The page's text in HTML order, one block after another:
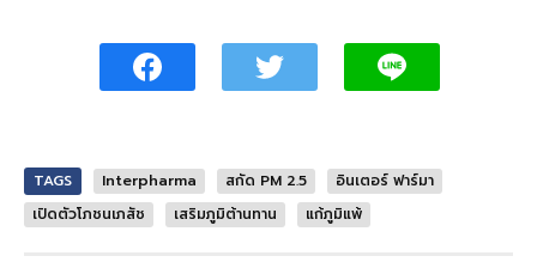
TAGS Interpharma สกัด PM 2.5
อินเตอร์ ฟาร์มา
เปิดตัวโภชนเภสัช
เสริมภูมิต้านทาน แก้ภูมิแพ้